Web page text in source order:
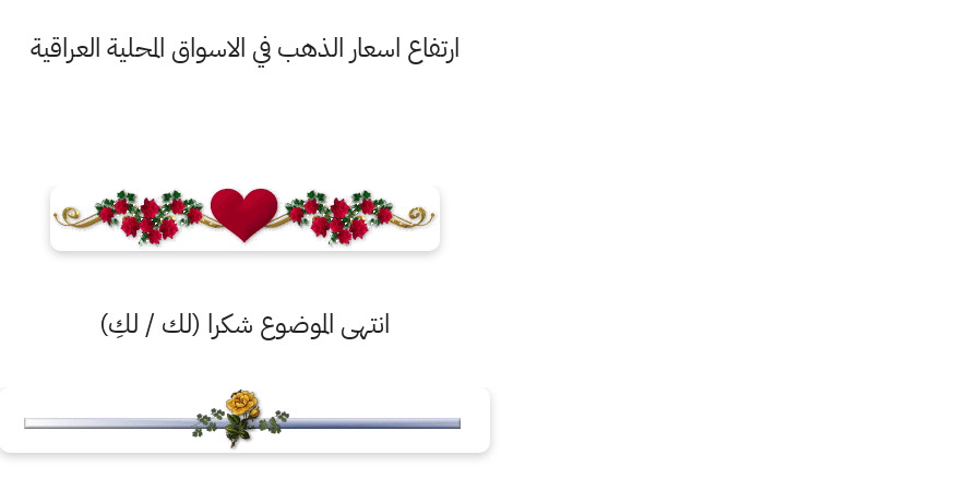
ارتفاع اسعار الذهب في الاسواق المحلية العراقية
انتهى الموضوع شكرا (لك / لكِ)